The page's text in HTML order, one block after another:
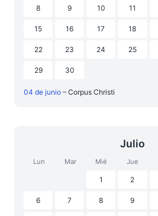
8 9 10 11
15 16 17 18
22 23 24 25
29 30
04 de junio – Corpus Christi
Julio
Lun Mar Mié Jue
1 2
6 7 8 9